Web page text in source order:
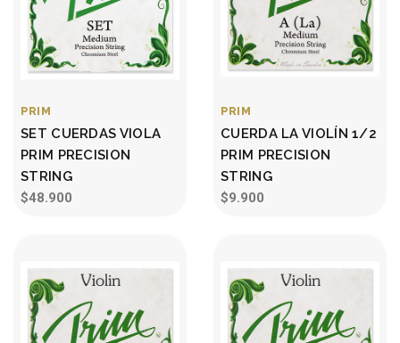
PRIM
SET CUERDAS VIOLA
PRIM PRECISION
STRING
$48.900
PRIM
CUERDA LA VIOLÍN 1/2
PRIM PRECISION
STRING
$9.900